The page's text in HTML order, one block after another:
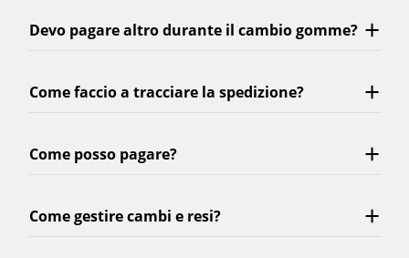
Devo pagare altro durante il cambio gomme?
Come faccio a tracciare la spedizione?
Come posso pagare?
Come gestire cambi e resi?